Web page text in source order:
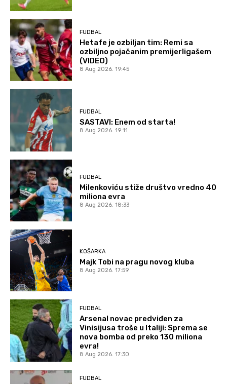
FUDBAL
Hetafe je ozbiljan tim: Remi sa
ozbiljno pojačanim premijerligašem
(VIDEO)
8 Aug 2026. 19:45
FUDBAL
SASTAVI: Enem od starta!
8 Aug 2026. 19:11
FUDBAL
Milenkoviću stiže društvo vredno 40
miliona evra
8 Aug 2026. 18:33
KOŠARKA
Majk Tobi na pragu novog kluba
8 Aug 2026. 17:59
FUDBAL
Arsenal novac predviđen za
Vinisijusa troše u Italiji: Sprema se
nova bomba od preko 130 miliona
evra!
8 Aug 2026. 17:30
FUDBAL